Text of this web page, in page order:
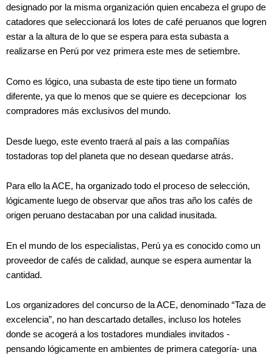
designado por la misma organización quien encabeza el grupo de
catadores que seleccionará los lotes de café peruanos que logren
estar a la altura de lo que se espera para esta subasta a
realizarse en Perú por vez primera este mes de setiembre.
Como es lógico, una subasta de este tipo tiene un formato
diferente, ya que lo menos que se quiere es decepcionar los
compradores más exclusivos del mundo.
Desde luego, este evento traerá al país a las compañías
tostadoras top del planeta que no desean quedarse atrás.
Para ello la ACE, ha organizado todo el proceso de selección,
lógicamente luego de observar que años tras año los cafés de
origen peruano destacaban por una calidad inusitada.
En el mundo de los especialistas, Perú ya es conocido como un
proveedor de cafés de calidad, aunque se espera aumentar la
cantidad.
Los organizadores del concurso de la ACE, denominado “Taza de
excelencia”, no han descartado detalles, incluso los hoteles
donde se acogerá a los tostadores mundiales invitados -
pensando lógicamente en ambientes de primera categoría- una